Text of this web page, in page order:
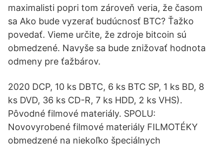
maximalisti popri tom zároveň veria, že časom
sa Ako bude vyzerať budúcnosť BTC? Ťažko
povedať. Vieme určite, že zdroje bitcoin sú
obmedzené. Navyše sa bude znižovať hodnota
odmeny pre ťažbárov.
2020 DCP, 10 ks DBTC, 6 ks BTC SP, 1 ks BD, 8
ks DVD, 36 ks CD-R, 7 ks HDD, 2 ks VHS).
Pôvodné filmové materiály. SPOLU:
Novovyrobené filmové materiály FILMOTÉKY
obmedzené na niekoľko špeciálnych